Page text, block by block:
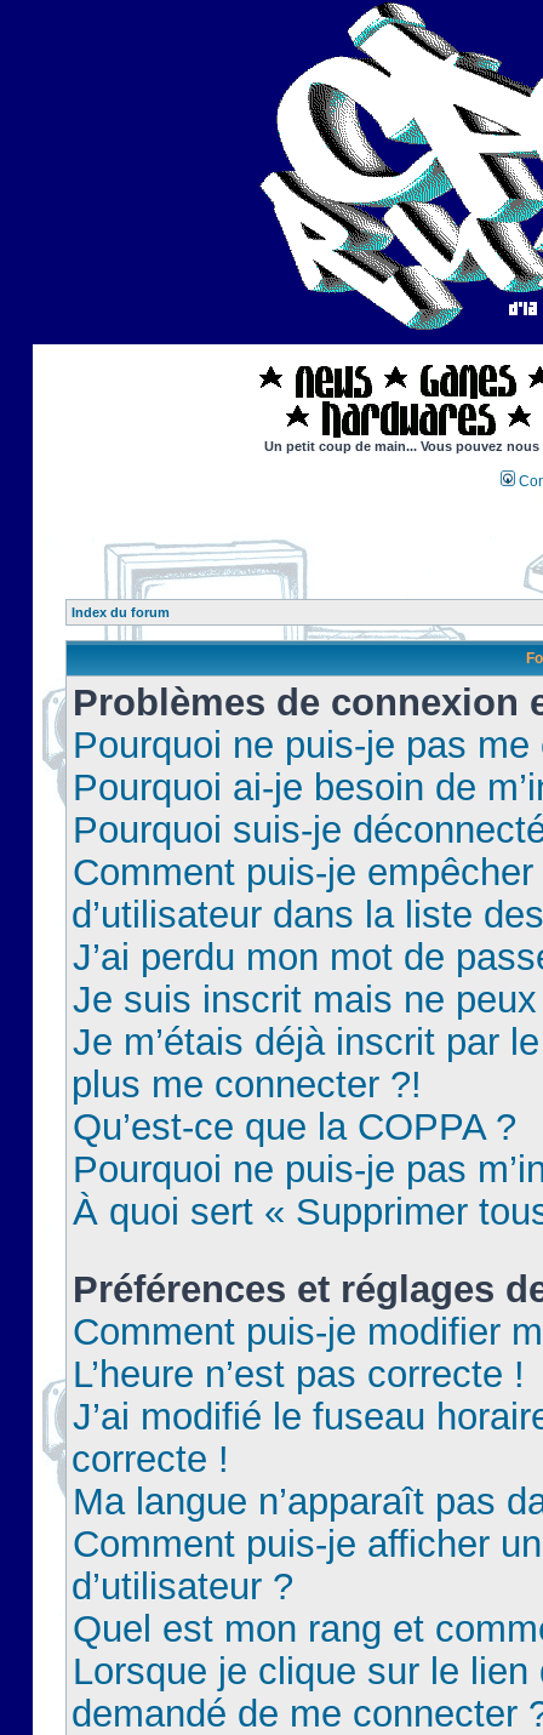
Un petit coup de main... Vous pouvez
Index du forum
Problèmes de connexion
Pourquoi ne puis-je pas
Pourquoi ai-je besoin de
Pourquoi suis-je
Comment puis-je
d’utilisateur dans la liste
J’ai perdu mon mot de
Je suis inscrit mais ne
Je m’étais déjà inscrit par
plus me connecter ?!
Qu’est-ce que la COPPA ?
Pourquoi ne puis-je pas
À quoi sert « Supprimer
Préférences et réglages
Comment puis-je modifier
L’heure n’est pas correcte !
J’ai modifié le fuseau
correcte !
Ma langue n’apparaît pas
Comment puis-je afficher
d’utilisateur ?
Quel est mon rang et
Lorsque je clique sur le lien
demandé de me connecter